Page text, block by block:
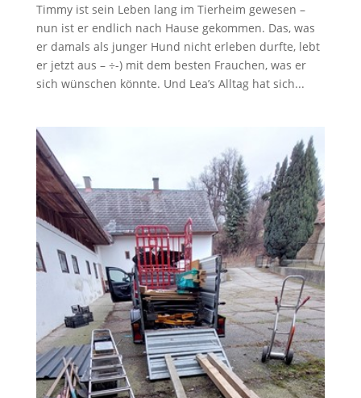
Timmy ist sein Leben lang im Tierheim gewesen –
nun ist er endlich nach Hause gekommen. Das, was
er damals als junger Hund nicht erleben durfte, lebt
er jetzt aus – ÷-) mit dem besten Frauchen, was er
sich wünschen könnte. Und Lea’s Alltag hat sich...